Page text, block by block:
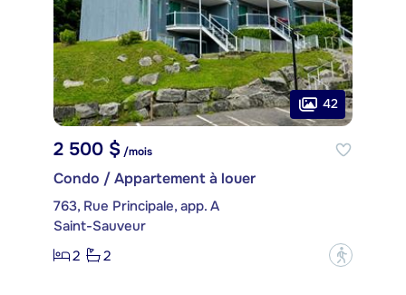
42
2 500 $/mois
Condo / Appartement à louer
763, Rue Principale, app. A
Saint-Sauveur
2
2 ?